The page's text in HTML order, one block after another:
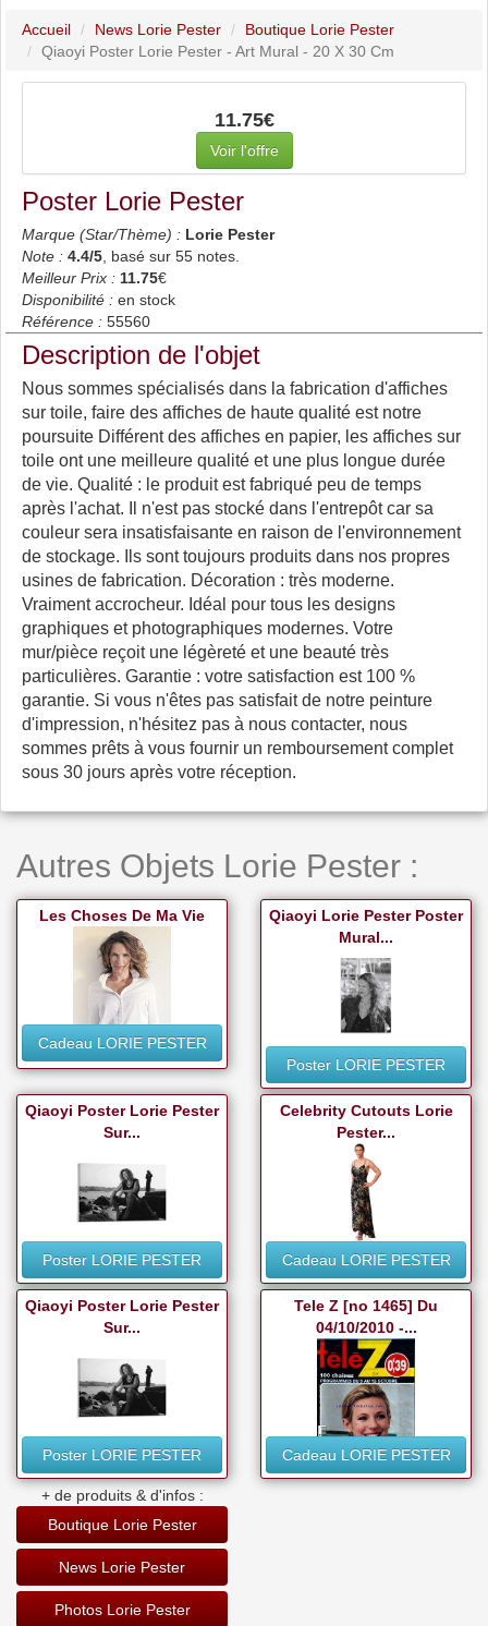
Accueil News Lorie Pester
Boutique Lorie Pester
Qiaoyi Poster Lorie Pester - Art Mural - 20 X 30 Cm
11.75€
Voir l'offre
Poster Lorie Pester
Marque (Star/Thème) : Lorie Pester
Note : 4.4/5 , basé sur 55 notes.
Meilleur Prix : 11.75€
Disponibilité : en stock
Référence : 55560
Description de l'objet
Nous sommes spécialisés dans la fabrication d'affiches
sur toile, faire des affiches de haute qualité est notre
poursuite Différent des affiches en papier, les affiches sur
toile ont une meilleure qualité et une plus longue durée
de vie. Qualité : le produit est fabriqué peu de temps
après l'achat. Il n'est pas stocké dans l'entrepôt car sa
couleur sera insatisfaisante en raison de l'environnement
de stockage. Ils sont toujours produits dans nos propres
usines de fabrication. Décoration : très moderne.
Vraiment accrocheur. Idéal pour tous les designs
graphiques et photographiques modernes. Votre
mur/pièce reçoit une légèreté et une beauté très
particulières. Garantie : votre satisfaction est 100 %
garantie. Si vous n'êtes pas satisfait de notre peinture
d'impression, n'hésitez pas à nous contacter, nous
sommes prêts à vous fournir un remboursement complet
sous 30 jours après votre réception.
Autres Objets Lorie Pester :
Les Choses De Ma Vie
Cadeau LORIE PESTER
Qiaoyi Lorie Pester Poster
Mural...
Poster LORIE PESTER
Qiaoyi Poster Lorie Pester
Sur...
Poster LORIE PESTER
Celebrity Cutouts Lorie
Pester...
Cadeau LORIE PESTER
Qiaoyi Poster Lorie Pester
Sur...
Poster LORIE PESTER
Tele Z [no 1465] Du
04/10/2010 -...
Cadeau LORIE PESTER
+ de produits & d'infos :
Boutique Lorie Pester
News Lorie Pester
Photos Lorie Pester